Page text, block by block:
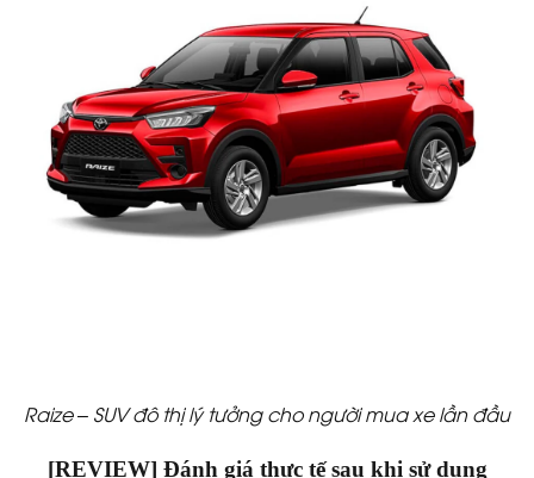
Raize – SUV đô thị lý tưởng cho người mua xe lần đầu
[REVIEW] Đánh giá thực tế sau khi sử dụng